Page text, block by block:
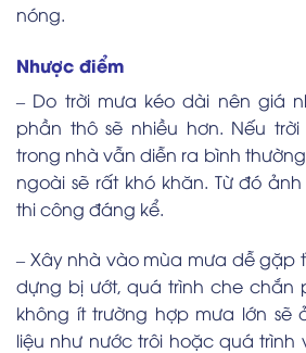
nóng.
Nhược điểm
– Do trời mưa kéo dài nên giá
phần thô sẽ nhiều hơn. Nếu
trong nhà vẫn diễn ra bình
ngoài sẽ rất khó khăn. Từ đó
thi công đáng kể.
– Xây nhà vào mùa mưa dễ gặp
dựng bị ướt, quá trình che chắn
không ít trường hợp mưa lớn sẽ
liệu như nước trôi hoặc quá trình